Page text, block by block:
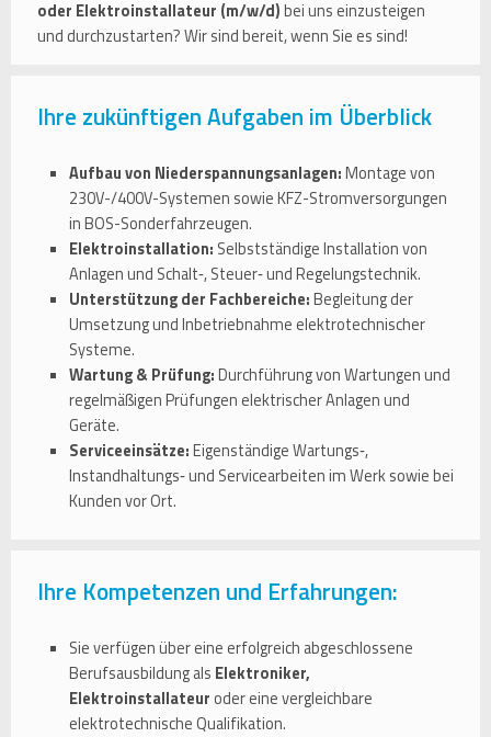
oder Elektroinstallateur (m/w/d)bei uns einzusteigen
und durchzustarten? Wir sind bereit, wenn Sie es sind!
Ihre zukünftigen Aufgaben im Überblick
Aufbau von Niederspannungsanlagen:Montage von
230V-/400V-Systemen sowie KFZ-Stromversorgungen
in BOS-Sonderfahrzeugen.
Elektroinstallation: Selbstständige Installation von
Anlagen und Schalt‑, Steuer‑ und Regelungstechnik.
Unterstützung der Fachbereiche:Begleitung der
Umsetzung und Inbetriebnahme elektrotechnischer
Systeme.
Wartung & Prüfung:Durchführung von Wartungen und
regelmäßigen Prüfungen elektrischer Anlagen und
Geräte.
Serviceeinsätze:Eigenständige Wartungs‑,
Instandhaltungs‑ und Servicearbeiten im Werk sowie bei
Kunden vor Ort.
Ihre Kompetenzen und Erfahrungen:
Sie verfügen über eine erfolgreich abgeschlossene
Berufsausbildung als Elektroniker,
Elektroinstallateur oder eine vergleichbare
elektrotechnische Qualifikation.